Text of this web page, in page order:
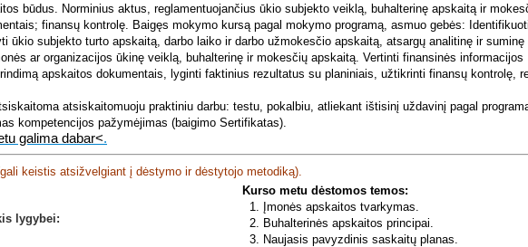
būdus. Norminius aktus, reglamentuojančius ūkio subjekto veiklą, buhalterinę apskaitą ir
finansų kontrolę. Baigęs mokymo kursą pagal mokymo programą, asmuo gebės:
ūkio subjekto turto apskaitą, darbo laiko ir darbo užmokesčio apskaitą, atsargų analitinę ir suminę
ar organizacijos ūkinę veiklą, buhalterinę ir mokesčių apskaitą. Vertinti finansinės informacijos
apskaitos dokumentais, lyginti faktinius rezultatus su planiniais, užtikrinti finansų kontrolę,
atsiskaitomuoju praktiniu darbu: testu, pokalbiu, atliekant ištisinį uždavinį pagal
kompetencijos pažymėjimas (baigimo Sertifikatas).
galima dabar<.
keistis atsižvelgiant į dėstymo ir dėstytojo metodiką).
Kurso metu dėstomos temos:
1. Įmonės apskaitos tvarkymas.
2. Buhalterinės apskaitos principai.
3. Naujasis pavyzdinis saskaitų planas.
lygybei: